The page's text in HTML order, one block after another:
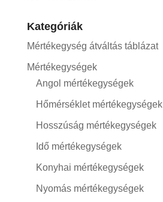
Kategóriák
Mértékegység átváltás táblázat
Mértékegységek
Angol mértékegységek
Hőmérséklet mértékegységek
Hosszúság mértékegységek
Idő mértékegységek
Konyhai mértékegységek
Nyomás mértékegységek